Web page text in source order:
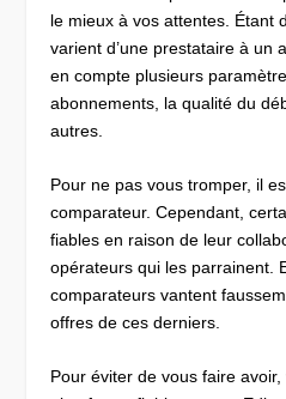
le mieux à vos attentes. Étant
varient d’une prestataire à un
en compte plusieurs
abonnements, la qualité du
autres.
Pour ne pas vous tromper, il
comparateur. Cependant,
fiables en raison de leur
opérateurs qui les parrainent.
comparateurs vantent
offres de ces derniers.
Pour éviter de vous faire